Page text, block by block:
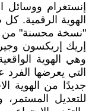
إنستغرام ووسائل
الهوية الرقمية.
"نسخة محسنة" من
إريك إريكسون
وهي الهوية
التي يعرضها
جديدًا من الهوية
للتعديل